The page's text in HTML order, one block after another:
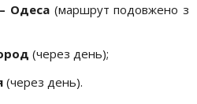
Одеса(маршрут подовжено з
(через день);
(через день).